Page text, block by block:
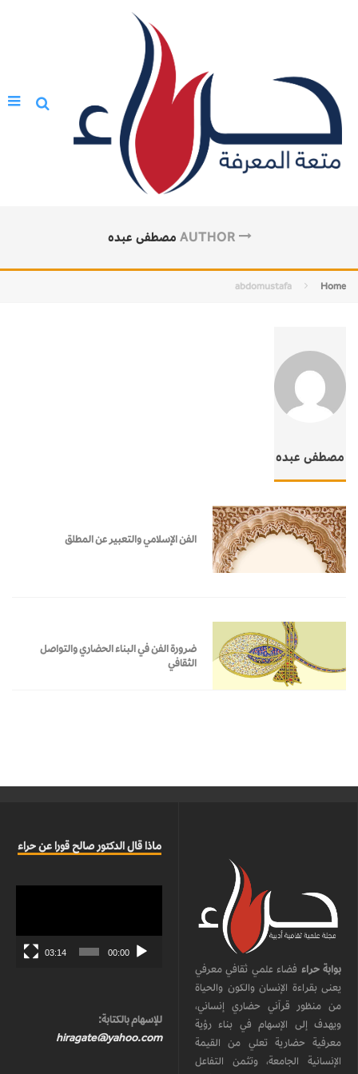
AUTHOR مصطفى عبده
Home
abdomustafa
مصطفى عبده
الفن الإسلامي والتعبير عن المطلق
ضرورة الفن في البناء الحضاري والتواصل
الثقافي
بوابة حراء فضاء علمي ثقافي معرفي
يعنى بقراءة الإنسان والكون والحياة
من منظور قرآني حضاري إنساني،
ويهدف إلى الإسهام في بناء رؤية
معرفية حضارية تعلي من القيمة
الإنسانية الجامعة، وتثمن التفاعل
ماذا قال الدكتور صالح قورا عن حراء
00:00
03:14
للإسهام بالكتابة:
hiragate@yahoo.com